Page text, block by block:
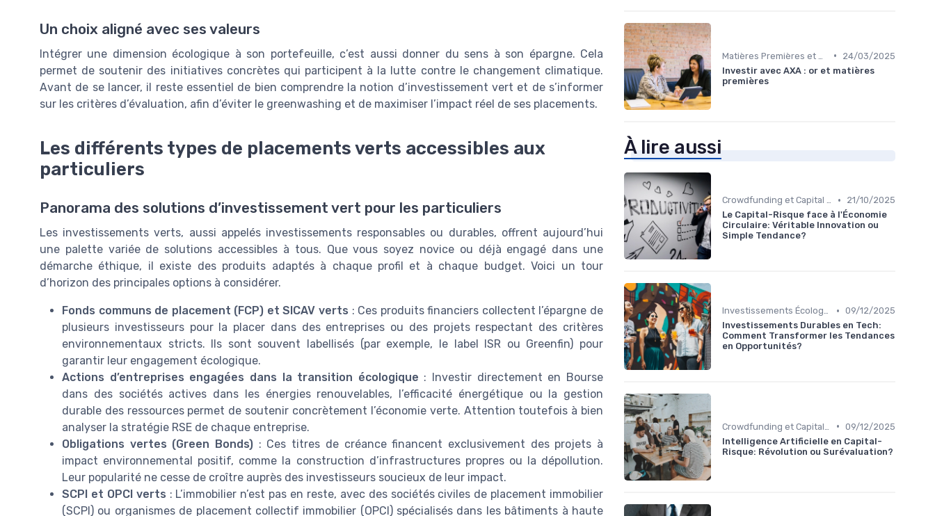
Un choix aligné avec ses valeurs
Intégrer une dimension écologique à son portefeuille, c’est aussi donner du sens à son épargne. Cela
permet de soutenir des initiatives concrètes qui participent à la lutte contre le changement climatique.
Avant de se lancer, il reste essentiel de bien comprendre la notion d’investissement vert et de s’informer
sur les critères d’évaluation, afin d’éviter le greenwashing et de maximiser l’impact réel de ses placements.
Les différents types de placements verts accessibles aux
particuliers
Panorama des solutions d’investissement vert pour les particuliers
Les investissements verts, aussi appelés investissements responsables ou durables, offrent aujourd’hui
une palette variée de solutions accessibles à tous. Que vous soyez novice ou déjà engagé dans une
démarche éthique, il existe des produits adaptés à chaque profil et à chaque budget. Voici un tour
d’horizon des principales options à considérer.
Fonds communs de placement (FCP) et SICAV verts : Ces produits financiers collectent l’épargne de
plusieurs investisseurs pour la placer dans des entreprises ou des projets respectant des critères
environnementaux stricts. Ils sont souvent labellisés (par exemple, le label ISR ou Greenfin) pour
garantir leur engagement écologique.
Actions d’entreprises engagées dans la transition écologique : Investir directement en Bourse
dans des sociétés actives dans les énergies renouvelables, l’efficacité énergétique ou la gestion
durable des ressources permet de soutenir concrètement l’économie verte. Attention toutefois à bien
analyser la stratégie RSE de chaque entreprise.
Obligations vertes (Green Bonds) : Ces titres de créance financent exclusivement des projets à
impact environnemental positif, comme la construction d’infrastructures propres ou la dépollution.
Leur popularité ne cesse de croître auprès des investisseurs soucieux de leur impact.
SCPI et OPCI verts : L’immobilier n’est pas en reste, avec des sociétés civiles de placement immobilier
(SCPI) ou organismes de placement collectif immobilier (OPCI) spécialisés dans les bâtiments à haute
•
24/03/2025
Investir avec AXA : or et matières
premières
À lire aussi
Crowdfunding et Capital Risque •
21/10/2025
Le Capital-Risque face à l'Économie
Circulaire: Véritable Innovation ou
Simple Tendance?
Investissements Écologiques et Durables • 09/12/2025
Investissements Durables en Tech:
Comment Transformer les Tendances
en Opportunités?
• 09/12/2025
Intelligence Artificielle en Capital-
Risque: Révolution ou Surévaluation?